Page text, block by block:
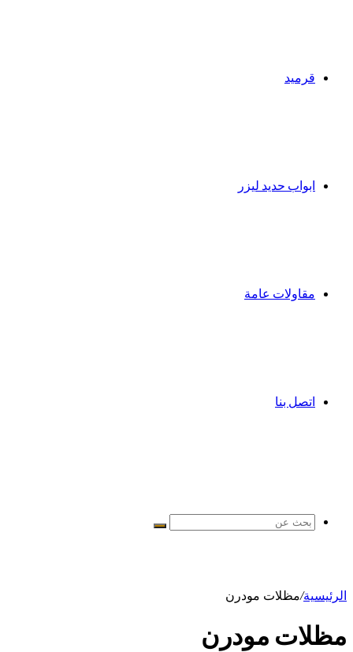
قرميد
ابواب حديد ليزر
مقاولات عامة
اتصل بنا
بحث
الرئيسية/مظلات مودرن
مظلات مودرن